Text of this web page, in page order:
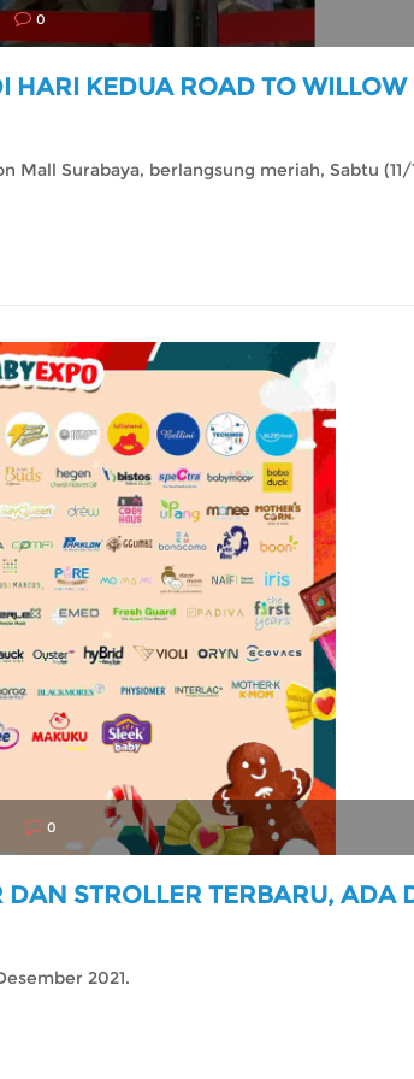
0
HARI KEDUA ROAD TO WILLOW
Surabaya, berlangsung meriah, Sabtu (11/
0
STROLLER TERBARU, ADA
2021.